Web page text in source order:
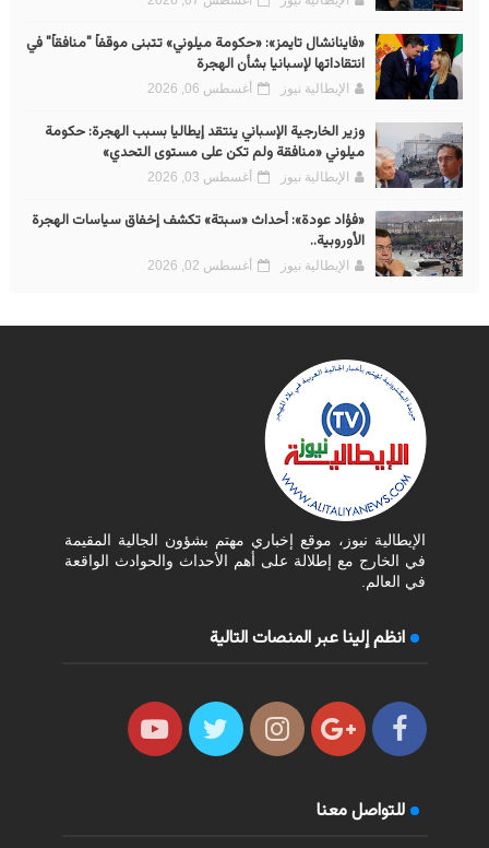
«فاينانشال تايمز»: «حكومة ميلوني» تتبنى موقفاً "منافقاً" في
انتقاداتها لإسبانيا بشأن الهجرة
الإيطالية نيوز أغسطس 06, 2026
وزير الخارجية الإسباني ينتقد إيطاليا بسبب الهجرة: حكومة
ميلوني «منافقة ولم تكن على مستوى التحدي»
الإيطالية نيوز أغسطس 03, 2026
«فؤاد عودة»: أحداث «سبتة» تكشف إخفاق سياسات الهجرة
الأوروبية..
الإيطالية نيوز أغسطس 02, 2026
الإيطالية نيوز، موقع إخباري مهتم بشؤون الجالية المقيمة
في الخارج مع إطلالة على أهم الأحداث والحوادث الواقعة
في العالم.
انظم إلينا عبر المنصات التالية
للتواصل معنا